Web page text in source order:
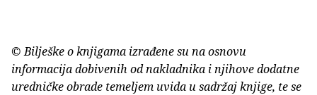
© Bilješke o knjigama izrađene su na osnovu
informacija dobivenih od nakladnika i njihove dodatne
uredničke obrade temeljem uvida u sadržaj knjige, te se